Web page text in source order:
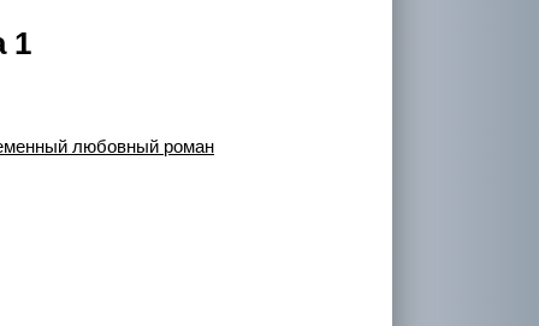
1
любовный роман